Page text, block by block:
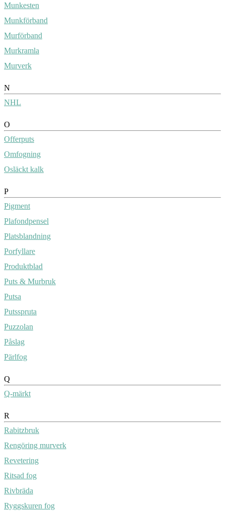
Munkesten
Munkförband
Murförband
Murkramla
Murverk
N
NHL
O
Offerputs
Omfogning
Osläckt kalk
P
Pigment
Plafondpensel
Platsblandning
Porfyllare
Produktblad
Puts & Murbruk
Putsa
Putsspruta
Puzzolan
Påslag
Pärlfog
Q
Q-märkt
R
Rabitzbruk
Rengöring murverk
Revetering
Ritsad fog
Rivbräda
Ryggskuren fog